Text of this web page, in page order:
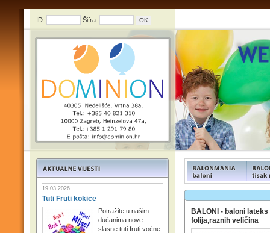
ID: Šifra:
19.03.2026
Tuti Fruti kokice
Potražite u našim
dućanima nove
slasne tuti fruti voćne
BALONI - baloni lateks
folija,raznih veličina